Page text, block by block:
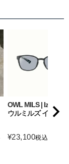
OWL MILS | Izanagi
ウルミルズ イザナギ
¥23,100税込